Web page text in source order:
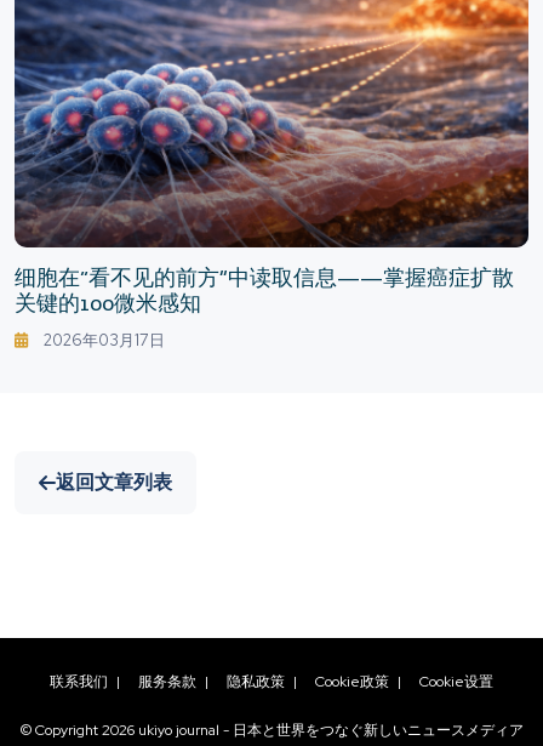
细胞在“看不见的前方”中读取信息——掌握癌症扩散
关键的100微米感知
2026年03月17日
返回文章列表
联系我们 | 服务条款 | 隐私政策 | Cookie政策 | Cookie设置
© Copyright2026 ukiyo journal - 日本と世界をつなぐ新しいニュースメディア